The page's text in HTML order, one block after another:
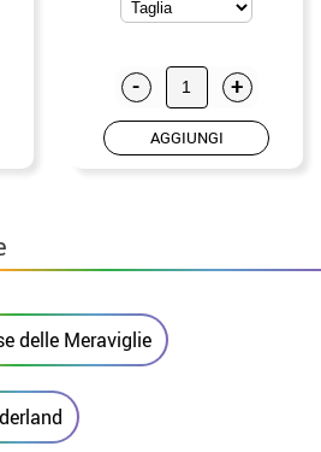
- +
AGGIUNGI
delle Meraviglie